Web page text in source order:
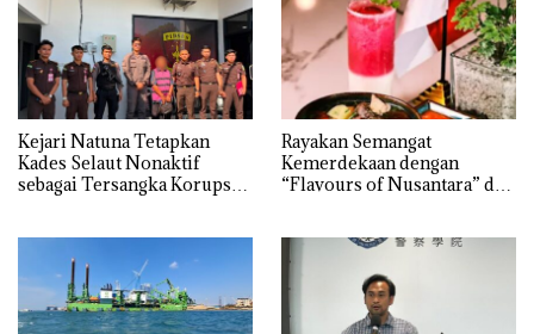
Kejari Natuna Tetapkan
Kades Selaut Nonaktif
sebagai Tersangka Korupsi
Rayakan Semangat
Kemerdekaan dengan
“Flavours of Nusantara” di